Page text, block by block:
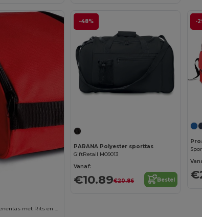
Duurzame Schoenentas met Rits en Handvat
-48%
PARANA Polyester sporttas
GiftRetail MO9013
Vanaf:
€10.89€20.86 Bestel
-